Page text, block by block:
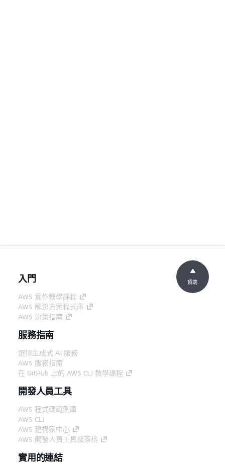
入門
AWS 實作教學課程
AWS 解決方案程式庫
AWS 決策指南
服務指南
選擇生成式 AI 服務
AWS 服務指南
在 GitHub 上的 AWS CLI 教學課程
開發人員工具
AWS 程式碼範例庫
AWS CLI
AWS 建構家中心
AWS 開發人員工具部落格
實用的連結
頂端